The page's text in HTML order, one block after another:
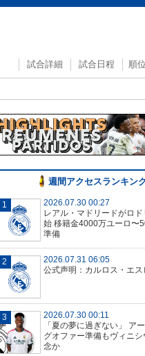
試合詳細 試合日程 順
週間アクセスランキン
2026.07.30 00:27
レアル・マドリードがロド
始 移籍金4000万ユーロ〜
準備
2026.07.31 06:05
公式声明：カルロス・エス
2026.07.30 00:11
「夏の夢に過ぎない」 ア
グオファー準備もヴィニ
念か